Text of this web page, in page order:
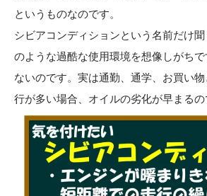
というものなのです。
シビアコンディションという名前だけ
のような過酷な使用環境を想像しがち
ないのです。実は通勤、通学、お買い
行が多い場合、オイルの劣化が早まるの